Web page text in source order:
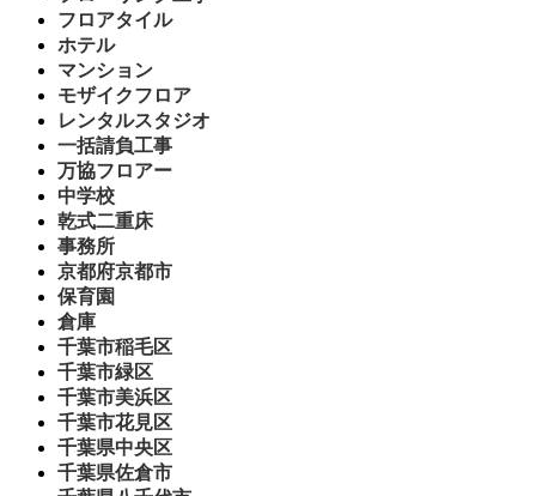
フロアタイル
ホテル
マンション
モザイクフロア
レンタルスタジオ
一括請負工事
万協フロアー
中学校
乾式二重床
事務所
京都府京都市
保育園
倉庫
千葉市稲毛区
千葉市緑区
千葉市美浜区
千葉市花見区
千葉県中央区
千葉県佐倉市